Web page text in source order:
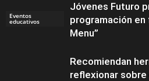
Eventos
educativos
Jóvenes Futuro
programación en
Menu”
Recomiendan
reflexionar